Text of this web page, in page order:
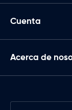
Cuenta
Acerca de